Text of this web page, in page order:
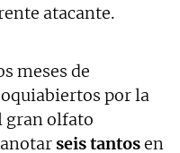
atacante.
meses de
por la
gran olfato
seis tantosen